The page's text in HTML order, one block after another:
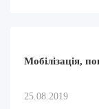
Мобілізація,
25.08.2019